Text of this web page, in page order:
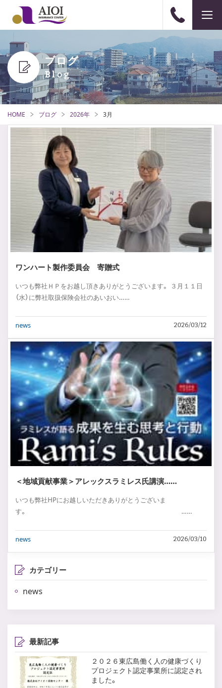
ブログ
HOME ブログ 2026年 3月
ワンハート製作委員会 寄贈式
いつも弊社ＨＰをお越し頂きありがとうございます。 ３月１１日
（水）に弊社取扱保険会社のあいおい……
news 2026/03/12
＜地域貢献事業＞アレックスラミレス氏講演……
いつも弊社HPにお越しいただきありがとうございま
す。 ……
news 2026/03/10
カテゴリー
news
最新記事
２０２６東広島働く人の健康づくり
プロジェクト認定事業所に認定され
ました。